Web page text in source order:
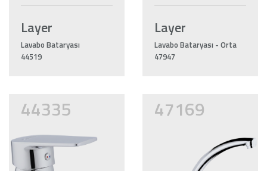
Layer
Lavabo Bataryası
44519
Layer
Lavabo Bataryası - Orta
47947
44335 47169